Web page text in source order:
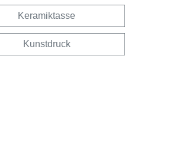
Keramiktasse
Kunstdruck